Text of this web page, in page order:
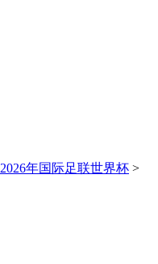
2026年国际足联世界杯 >